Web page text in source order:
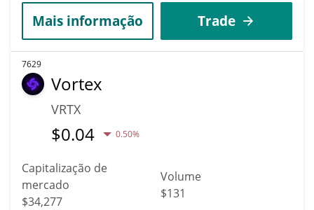
Mais informação Trade
7629
Vortex
VRTX
$0.04 0.50%
Capitalização de
mercado
$34,277
Volume
$131